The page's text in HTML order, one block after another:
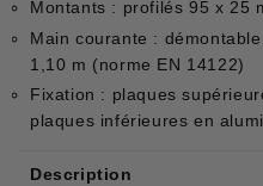
Montants : profilés 95 x 25
Main courante :
1,10 m (norme EN 14122)
Fixation : plaques
plaques inférieures en
Description